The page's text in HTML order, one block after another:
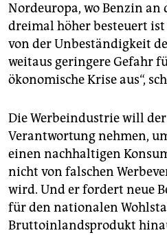
Nordeuropa, wo Benzin an
dreimal höher besteuert ist
von der Unbeständigkeit
weitaus geringere Gefahr
ökonomische Krise aus“,
Die Werbeindustrie will
Verantwortung nehmen,
einen nachhaltigen
nicht von falschen
wird. Und er fordert neue
für den nationalen
Bruttoinlandsprodukt